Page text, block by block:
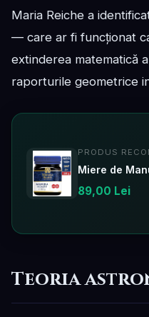
Maria Reiche a
— care ar fi funcționat
extinderea matematică
raporturile geometrice
PRODUS
Miere de
89,00 Lei
Teoria